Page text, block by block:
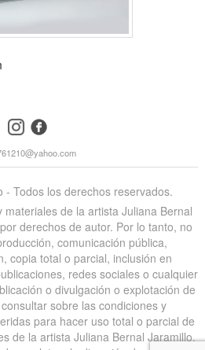
instagramfacebook
- Todos los derechos reservados.
de la artista Juliana Bernal
derechos de autor. Por lo tanto, no
comunicación pública,
copia total o parcial, inclusión en
redes sociales o cualquier
o divulgación o explotación de
sobre las condiciones y
para hacer uso total o parcial de
de la artista Juliana Bernal Jaramillo,